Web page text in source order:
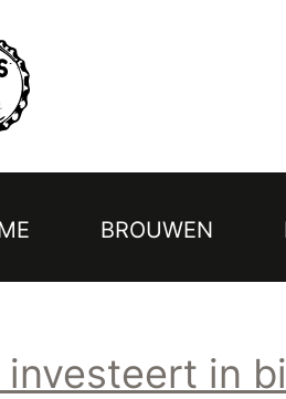
BROUWEN
investeert in